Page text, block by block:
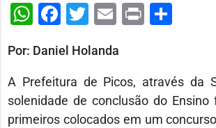
WhatsApp
Facebook
Twitter
Email
Print
Por: Daniel Holanda
A Prefeitura de Picos, através da
solenidade de conclusão do
primeiros colocados em um